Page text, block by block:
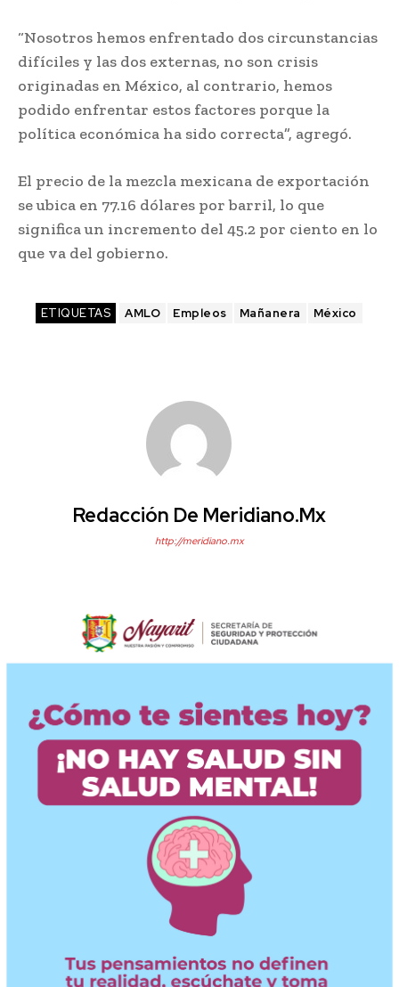
“Nosotros hemos enfrentado dos circunstancias
difíciles y las dos externas, no son crisis
originadas en México, al contrario, hemos
podido enfrentar estos factores porque la
política económica ha sido correcta”, agregó.
El precio de la mezcla mexicana de exportación
se ubica en 77.16 dólares por barril, lo que
significa un incremento del 45.2 por ciento en lo
que va del gobierno.
ETIQUETAS AMLO Empleos Mañanera México
Redacción De Meridiano.mx
http://meridiano.mx